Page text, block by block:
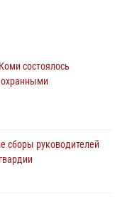
об изменениях в
и продолжают изымать
в Росгвардию
состоялось
сборы руководителей